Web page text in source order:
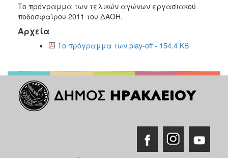
2021
2020
2019
2017
2016
2015
Το πρόγραμμα των τελικών αγώνων εργασιακού
ποδοσφαίρου 2011 του ΔΑΟΗ.
Αρχεία
Το πρόγραμμα των play-off - 154.4 KB